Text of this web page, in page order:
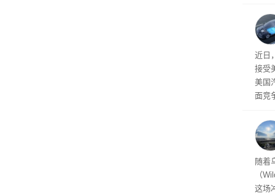
事
给
近日
接受
美国
面竞
性。
经
随着
（
这场